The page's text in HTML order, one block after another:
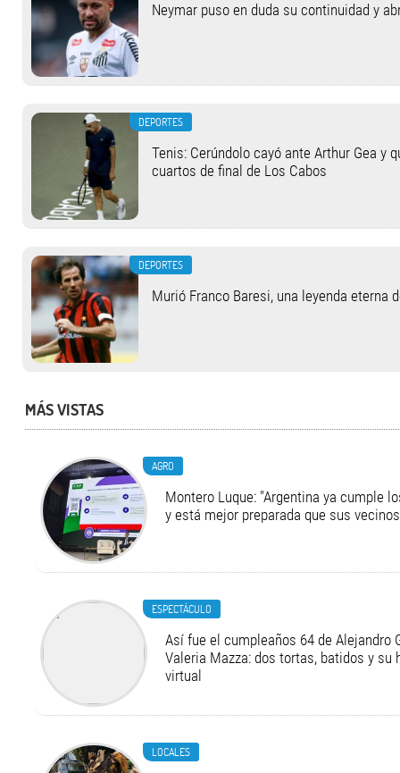
Neymar puso en duda su continuidad y
DEPORTES
Tenis: Cerúndolo cayó ante Arthur Gea y
cuartos de final de Los Cabos
DEPORTES
Murió Franco Baresi, una leyenda eterna
MÁS VISTAS
AGRO
Montero Luque: "Argentina ya cumple
y está mejor preparada que sus
ESPECTÁCULO
Así fue el cumpleaños 64 de Alejandro
Valeria Mazza: dos tortas, batidos y su
virtual
LOCALES